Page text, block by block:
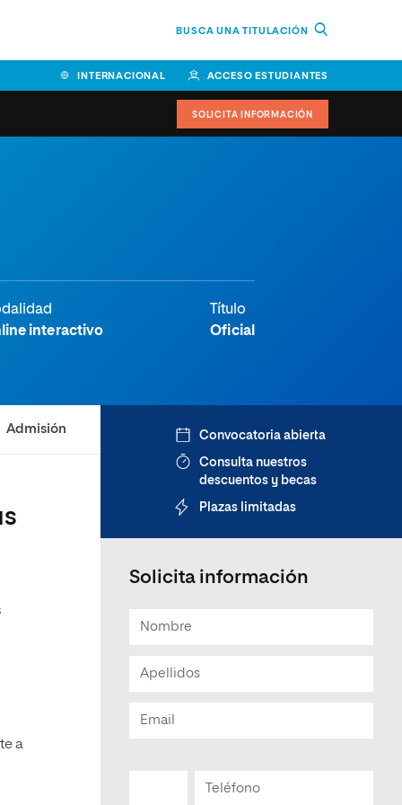
BUSCA UNA TITULACIÓN
INTERNACIONAL ACCESO ESTUDIANTES
SOLICITA INFORMACIÓN
interactivo
Título
Oficial
Admisión
a
Convocatoria abierta
Consulta nuestros
descuentos y becas
Plazas limitadas
Solicita información